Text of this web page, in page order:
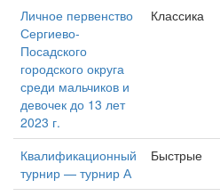
Личное первенство
Сергиево-
Посадского
городского округа
среди мальчиков и
девочек до 13 лет
2023 г.
Классика
Квалификационный
турнир — турнир А
Быстрые